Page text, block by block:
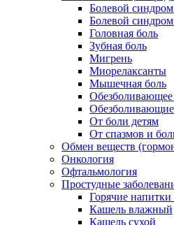
Болевой
Болевой
Головная боль
Зубная боль
Мигрень
Миорелаксанты
Мышечная боль
От боли детям
От спазмов и
Обмен веществ
Онкология
Офтальмология
Простудные
Горячие напитки
Кашель влажный
Кашель сухой